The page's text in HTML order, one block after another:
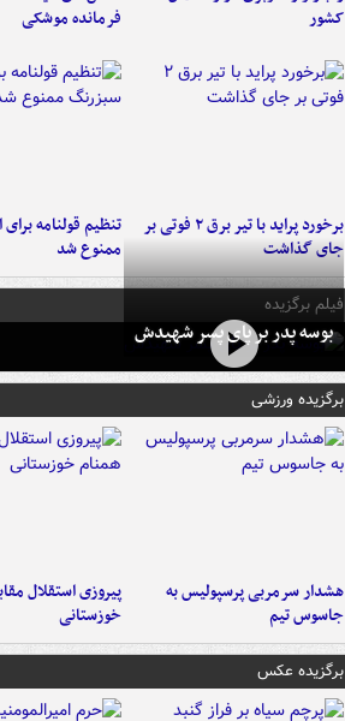
کشور
فرمانده‌ موشکی
برخورد پراید با تیر برق ۲ فوتی بر
جای گذاشت
تنظیم قولنامه
ممنوع شد
فیلم برگزیده
بوسه‌ پدر بر پای پسر شهیدش
برگزیده ورزشی
هشدار سرمربی پرسپولیس به
جاسوس تیم
پیروزی استقلال
خوزستانی
برگزیده عکس